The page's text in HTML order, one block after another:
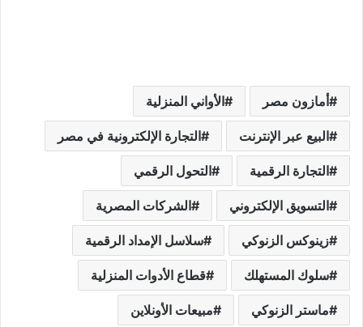
أمازون مصر الأواني المنزلية
البيع عبر الإنترنت التجارة الإلكترونية في مصر
التجارة الرقمية التحول الرقمي
التسويق الإلكتروني الشركات المصرية
زينوكس الزنوكي سلاسل الإمداد الرقمية
سلوك المستهلك قطاع الأدوات المنزلية
ماستر الزنوكي مبيعات الأونلاين